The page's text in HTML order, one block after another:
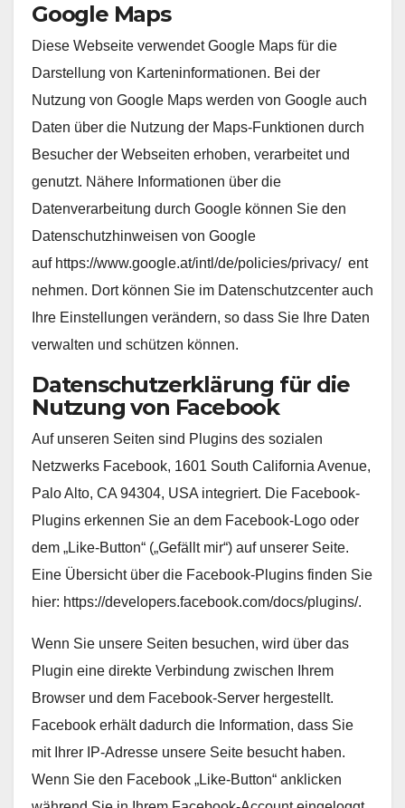
Google Maps
Diese Webseite verwendet Google Maps für die
Darstellung von Karteninformationen. Bei der
Nutzung von Google Maps werden von Google auch
Daten über die Nutzung der Maps-Funktionen durch
Besucher der Webseiten erhoben, verarbeitet und
genutzt. Nähere Informationen über die
Datenverarbeitung durch Google können Sie den
Datenschutzhinweisen von Google
auf https://www.google.at/intl/de/policies/privacy/ ent
nehmen. Dort können Sie im Datenschutzcenter auch
Ihre Einstellungen verändern, so dass Sie Ihre Daten
verwalten und schützen können.
Datenschutzerklärung für die
Nutzung von Facebook
Auf unseren Seiten sind Plugins des sozialen
Netzwerks Facebook, 1601 South California Avenue,
Palo Alto, CA 94304, USA integriert. Die Facebook-
Plugins erkennen Sie an dem Facebook-Logo oder
dem „Like-Button“ („Gefällt mir“) auf unserer Seite.
Eine Übersicht über die Facebook-Plugins finden Sie
hier: https://developers.facebook.com/docs/plugins/.
Wenn Sie unsere Seiten besuchen, wird über das
Plugin eine direkte Verbindung zwischen Ihrem
Browser und dem Facebook-Server hergestellt.
Facebook erhält dadurch die Information, dass Sie
mit Ihrer IP-Adresse unsere Seite besucht haben.
Wenn Sie den Facebook „Like-Button“ anklicken